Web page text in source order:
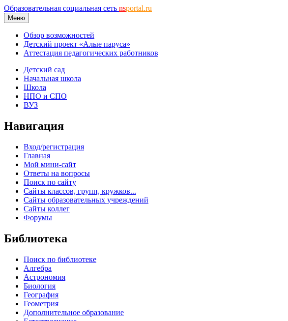
Образовательная социальная сеть nsportal.ru
Меню
Обзор возможностей
Детский проект «Алые паруса»
Аттестация педагогических работников
Детский сад
Начальная школа
Школа
НПО и СПО
ВУЗ
Навигация
Вход/регистрация
Главная
Мой мини-сайт
Ответы на вопросы
Поиск по сайту
Сайты классов, групп, кружков...
Сайты образовательных учреждений
Сайты коллег
Форумы
Библиотека
Поиск по библиотеке
Алгебра
Астрономия
Биология
География
Геометрия
Дополнительное образование